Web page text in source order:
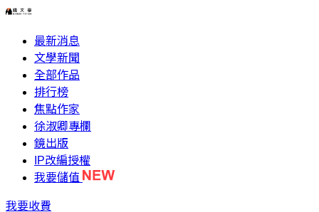
最新消息
文學新聞
全部作品
排行榜
焦點作家
徐淑卿專欄
鏡出版
IP改編授權
我要儲值
我要收費